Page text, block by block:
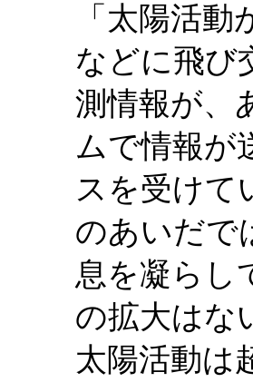
「太陽活
などに飛び
測情報が、
ムで情報が
スを受けて
のあいだで
息を凝らし
の拡大はな
太陽活動は